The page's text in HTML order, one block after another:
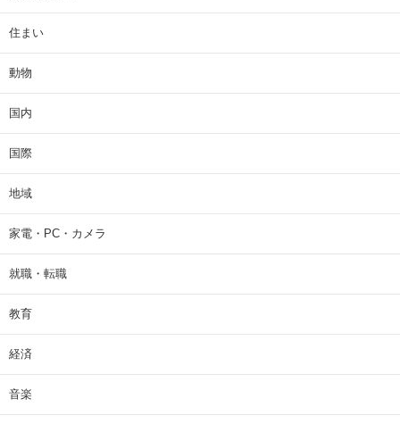
住まい
動物
国内
国際
地域
家電・PC・カメラ
就職・転職
教育
経済
音楽